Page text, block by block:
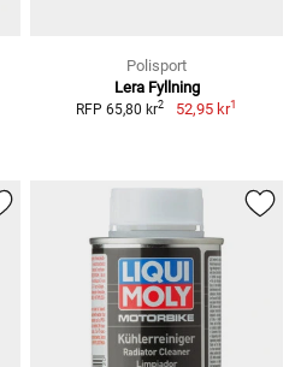
Polisport
Lera Fyllning
RFP 65,80 kr2 52,95 kr1